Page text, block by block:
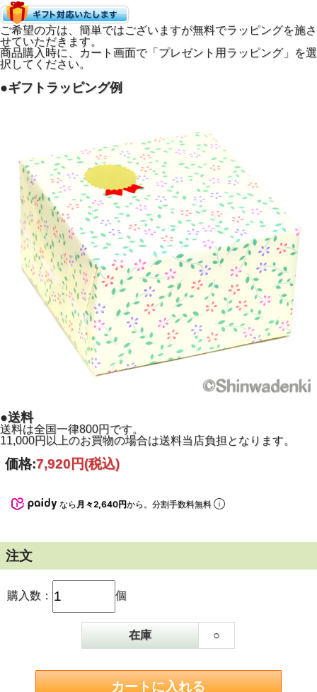
両側注ぎ口＆木柄で扱いやすさ抜群
取っ手は木柄で熱くならず調理中も安心して握れます。
ご希望の方は、簡単ではございますが無料でラッピングを施さ
せていただきます。
商品購入時に、カート画面で「プレゼント用ラッピング」を選
択してください。
●ギフトラッピング例
●送料
送料は全国一律800円です。
11,000円以上のお買物の場合は送料当店負担となります。
価格:7,920円(税込)
なら 月々2,640円から。分割手数料無料
注文
購入数： 個
在庫 ○